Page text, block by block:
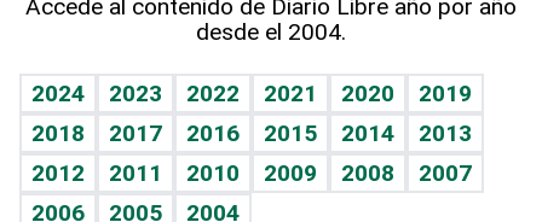
Vida y familia
Eñe
Celebrando la vida
TBT Deportivo
Guía del dinero
Horóscopos
Crucigramas
Accede al contenido de Diario Libre año por año
desde el 2004.
2024 2023 2022 2021 2020
2019
2018
2017 2016 2015 2014
2013
2012
2011 2010 2009 2008
2007
2006
2005 2004